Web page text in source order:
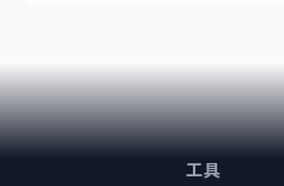
工具